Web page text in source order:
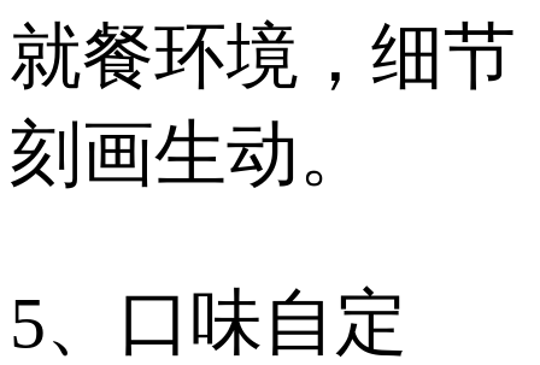
就餐环境，细节
刻画生动。
5、口味自定